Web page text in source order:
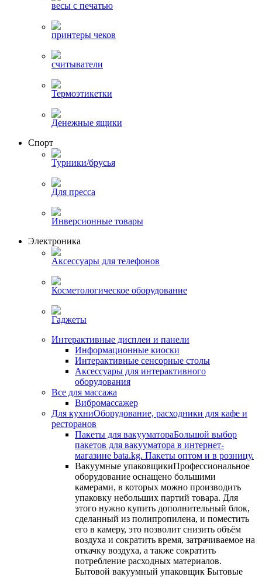
весы с печатью
принтеры чеков
считыватели
Термоэтикетки
Денежные ящики
Спорт
Турники/брусья
Для пресса
Инверсионные товары
Электроника
Аксессуары для телефонов
Косметологическое оборудование
Гаджеты
Интерактивные дисплеи и панели
Информационные киоски
Интерактивные сенсорные столы
Аксессуары для интерактивного
оборудования
Все для массажа
Вибромассажер
Для кухниОборудование, расходники для кафе и
ресторанов
Пакеты для вакууматораБольшой выбор
пакетов для вакууматора в интернет-
магазине bata.kg. Пакеты оптом и в розницу.
Вакуумные упаковщикиПрофессиональное
оборудование оснащено большими
камерами, в которых можно производить
упаковку небольших партий товара. Для
этого нужно купить дополнительный блок,
сделанный из полипропилена, и поместить
его в камеру, это позволит снизить объём
воздуха и сократить время, затрачиваемое на
откачку воздуха, а также сократить
потребление расходных материалов.
Бытовой вакуумный упаковщик Бытовые